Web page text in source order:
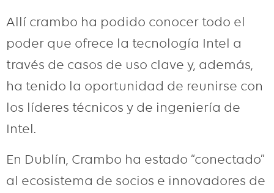
Allí crambo ha podido conocer todo el
poder que ofrece la tecnología Intel a
través de casos de uso clave y, además,
ha tenido la oportunidad de reunirse con
los líderes técnicos y de ingeniería de
Intel.
En Dublín, Crambo ha estado “conectado”
al ecosistema de socios e innovadores de